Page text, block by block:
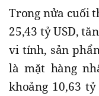
Trong nửa cuối
25,43 tỷ USD,
vi tính, sản
là mặt hàng
khoảng 10,63